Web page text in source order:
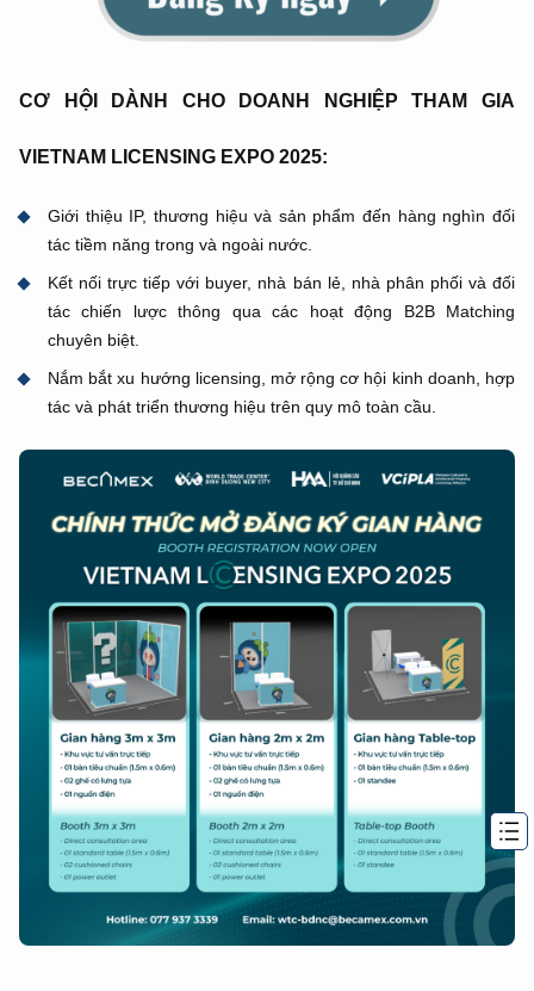
CƠ HỘI DÀNH CHO DOANH NGHIỆP THAM GIA
VIETNAM LICENSING EXPO 2025:
Giới thiệu IP, thương hiệu và sản phẩm đến hàng nghìn đối
tác tiềm năng trong và ngoài nước.
Kết nối trực tiếp với buyer, nhà bán lẻ, nhà phân phối và đối
tác chiến lược thông qua các hoạt động B2B Matching
chuyên biệt.
Nắm bắt xu hướng licensing, mở rộng cơ hội kinh doanh, hợp
tác và phát triển thương hiệu trên quy mô toàn cầu.